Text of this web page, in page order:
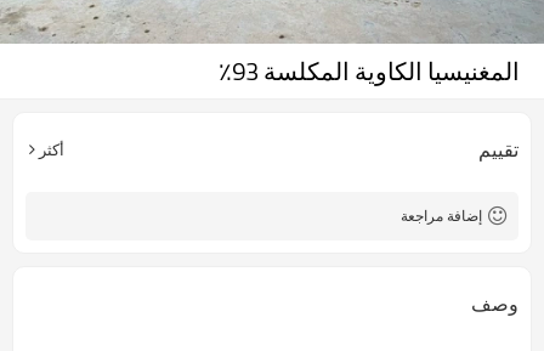
المغنيسيا الكاوية المكلسة 93٪
تقييم أكثر
إضافة مراجعة
وصف